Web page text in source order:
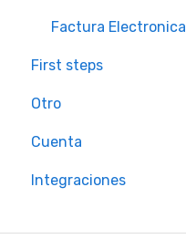
Factura Electronica
First steps
Otro
Cuenta
Integraciones